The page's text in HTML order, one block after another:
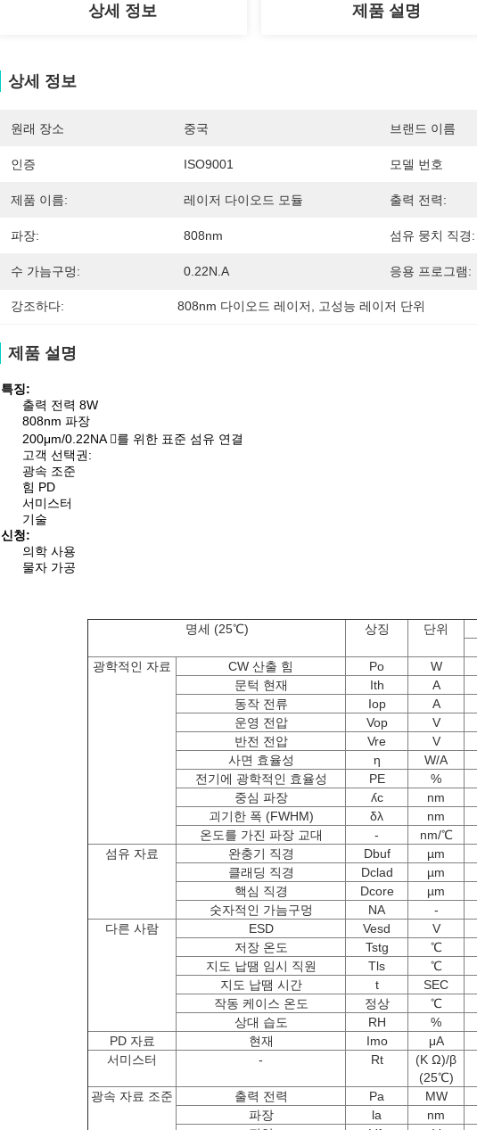
상세 정보 제품 설명
상세 정보
원래 장소 중국 브랜드 이름
인증 ISO9001 모델 번호
제품 이름: 레이저 다이오드 모듈 출력 전력:
파장: 808nm 섬유 뭉치 직경:
수 가늠구멍: 0.22N.A 응용 프로그램:
강조하다: 808nm 다이오드 레이저 고성능 레이저 단위
제품 설명
특징:
출력 전력 8W
808nm 파장
200μm/0.22NA 를 위한 표준 섬유 연결
고객 선택권:
광속 조준
힘 PD
서미스터
기술
신청:
의학 사용
물자 가공
명세 (25℃) 상징 단위
광학적인 자료
CW 산출 힘 Po W
문턱 현재
Ith A
동작 전류
Iop A
운영 전압
Vop V
반전 전압
Vre V
사면 효율성
η W/A
전기에 광학적인 효율성
PE %
중심 파장
ʎc nm
괴기한 폭 (FWHM)
δλ nm
온도를 가진 파장 교대
- nm/℃
섬유 자료
완충기 직경 Dbuf µm
클래딩 직경
Dclad µm
핵심 직경
Dcore µm
숫자적인 가늠구멍
NA -
다른 사람
ESD Vesd V
저장 온도
Tstg ℃
지도 납땜 임시 직원
Tls ℃
지도 납땜 시간
t SEC
작동 케이스 온도
정상 ℃
상대 습도
RH %
PD 자료
현재 Imo μA
서미스터
- Rt
(K Ω)/β
(25℃)
광속 자료 조준 출력 전력 Pa MW
파장
la nm